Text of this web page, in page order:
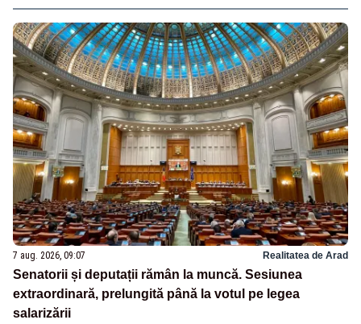
7 aug. 2026, 09:07 Realitatea de Arad
Senatorii și deputații rămân la muncă. Sesiunea
extraordinară, prelungită până la votul pe legea
salarizării